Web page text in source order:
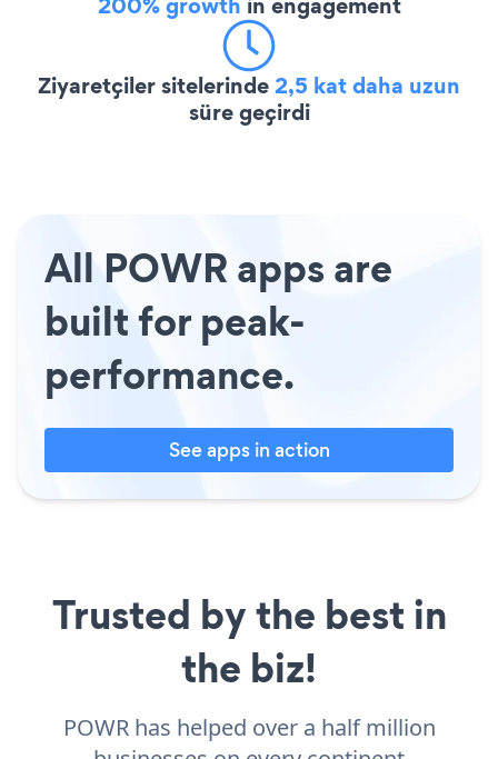
Ziyaretçiler sitelerinde2,5 kat daha uzun
süre geçirdi
All POWR apps are
built for peak-
performance.
See apps in action
Trusted by the best in
the biz!
POWR has helped over a half million